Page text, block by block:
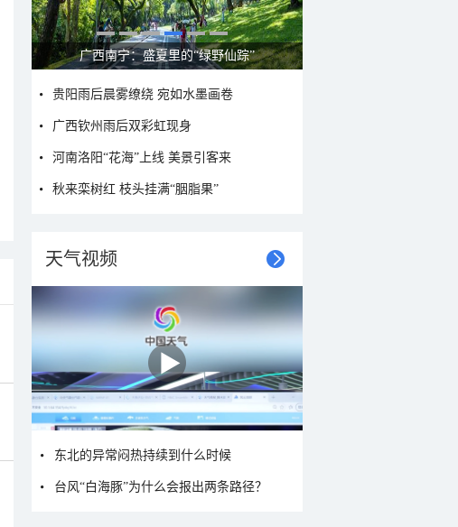
呼伦贝尔草原 藏着最治愈的蓝天白云
贵阳雨后晨雾缭绕 宛如水墨画卷
广西钦州雨后双彩虹现身
河南洛阳“花海”上线 美景引客来
秋来栾树红 枝头挂满“胭脂果”
天气视频
东北的异常闷热持续到什么时候
台风“白海豚”为什么会报出两条路径？